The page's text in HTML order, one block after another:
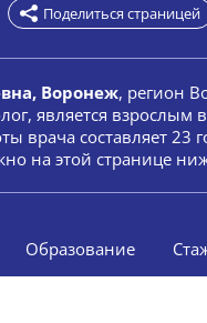
Поделиться страницей
Воронеж, регион
является
врача составляет 23
на этой странице
Образование